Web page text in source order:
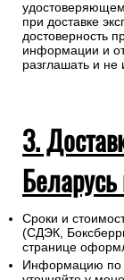
при доставке
достоверность
информации и
разглашать и не
3.
Сроки и
(СДЭК,
странице
Информацию по